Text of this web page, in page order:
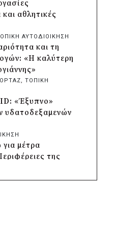
συμπεράσματα
των
για τη
χελώνες
πρόσβασης
για λόγους
αθλητικές
ΑΥΤΟΔΙΟΙΚΗΣΗ
και τη
«Η καλύτερη
, ΤΟΠΙΚΗ
«Έξυπνο»
υδατοδεξαμενών
μέτρα
της
, ΥΠΟΔΟΜΕΣ